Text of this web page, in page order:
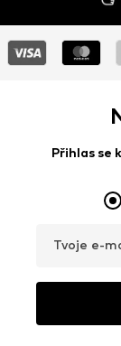
Přihlas se
Tvoje e-